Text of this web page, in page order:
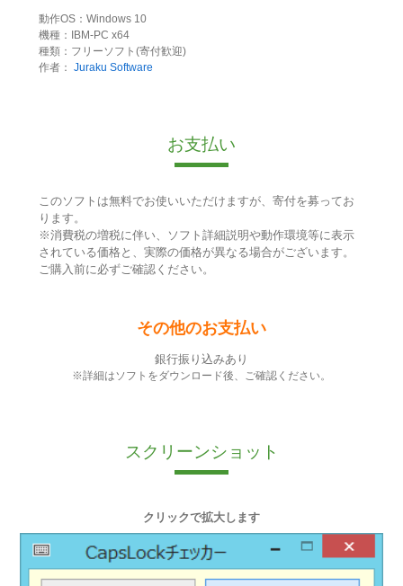
動作OS：Windows 10
機種：IBM-PC x64
種類：フリーソフト(寄付歓迎)
作者： Juraku Software
お支払い
このソフトは無料でお使いいただけますが、寄付を募ってお
ります。
※消費税の増税に伴い、ソフト詳細説明や動作環境等に表示
されている価格と、実際の価格が異なる場合がございます。
ご購入前に必ずご確認ください。
その他のお支払い
銀行振り込みあり
※詳細はソフトをダウンロード後、ご確認ください。
スクリーンショット
クリックで拡大します